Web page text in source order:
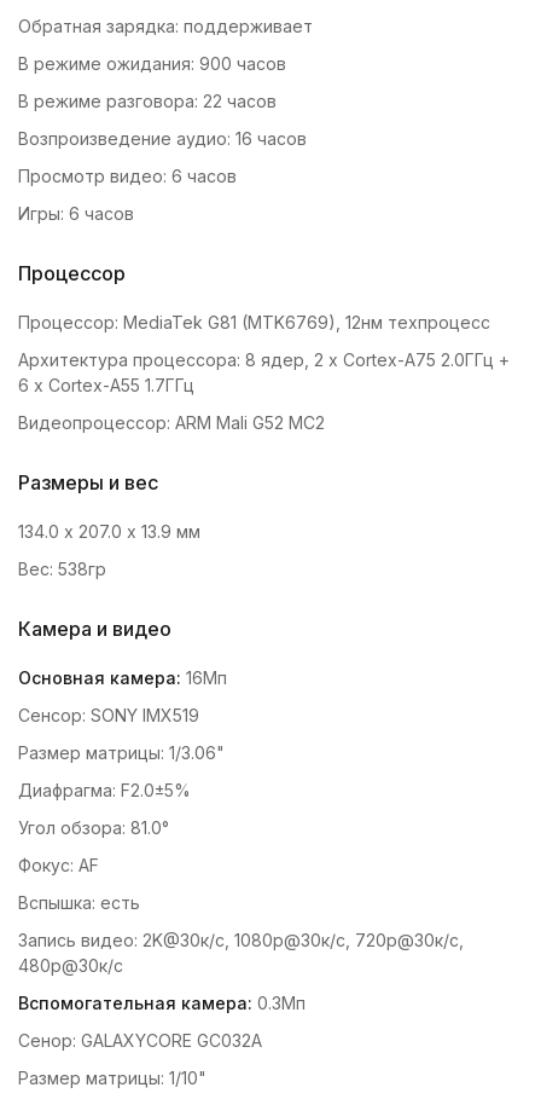
Обратная зарядка: поддерживает
В режиме ожидания: 900 часов
В режиме разговора: 22 часов
Возпроизведение аудио: 16 часов
Просмотр видео: 6 часов
Игры: 6 часов
Процессор
Процессор: MediaTek G81 (MTK6769), 12нм техпроцесс
Архитектура процессора: 8 ядер, 2 x Cortex-A75 2.0ГГц +
6 x Cortex-A55 1.7ГГц
Видеопроцессор: ARM Mali G52 MC2
Размеры и вес
134.0 x 207.0 x 13.9 мм
Вес: 538гр
Камера и видео
Основная камера: 16Мп
Сенсор: SONY IMX519
Размер матрицы: 1/3.06"
Диафрагма: F2.0±5%
Угол обзора: 81.0°
Фокус: AF
Вспышка: есть
Запись видео: 2K@30к/с, 1080p@30к/с, 720p@30к/с,
480p@30к/с
Вспомогательная камера: 0.3Мп
Сенор: GALAXYCORE GC032A
Размер матрицы: 1/10"